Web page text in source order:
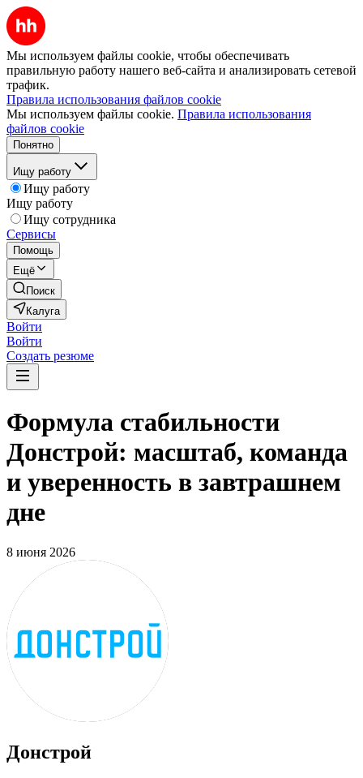
Мы используем файлы cookie, чтобы обеспечивать
правильную работу нашего веб-сайта и анализировать сетевой
трафик.
Правила использования файлов cookie
Мы используем файлы cookie. Правила использования
файлов cookie
Понятно
Ищу работу
Ищу работу
Ищу работу
Ищу сотрудника
Сервисы
Помощь
Ещё
Поиск
Калуга
Войти
Войти
Создать резюме
Формула стабильности
Донстрой: масштаб, команда
и уверенность в завтрашнем
дне
8 июня 2026
Донстрой